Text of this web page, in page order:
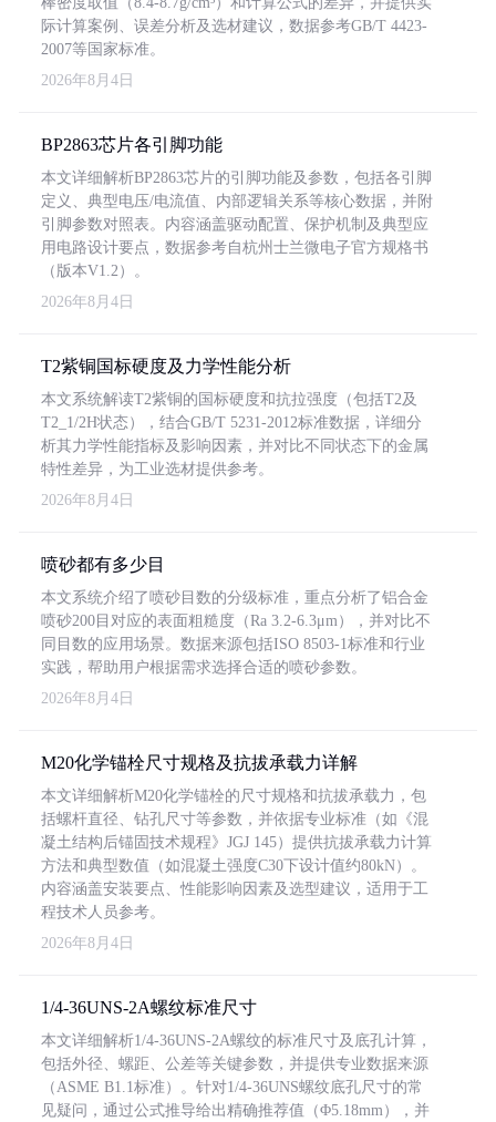
际计算案例、误差分析及选材建议，数据参考GB/T 4423-
2007等国家标准。
2026年8月4日
BP2863芯片各引脚功能
本文详细解析BP2863芯片的引脚功能及参数，包括各引脚
定义、典型电压/电流值、内部逻辑关系等核心数据，并附
引脚参数对照表。内容涵盖驱动配置、保护机制及典型应
用电路设计要点，数据参考自杭州士兰微电子官方规格书
（版本V1.2）。
2026年8月4日
T2紫铜国标硬度及力学性能分析
本文系统解读T2紫铜的国标硬度和抗拉强度（包括T2及
T2_1/2H状态），结合GB/T 5231-2012标准数据，详细分
析其力学性能指标及影响因素，并对比不同状态下的金属
特性差异，为工业选材提供参考。
2026年8月4日
喷砂都有多少目
本文系统介绍了喷砂目数的分级标准，重点分析了铝合金
喷砂200目对应的表面粗糙度（Ra 3.2-6.3μm），并对比不
同目数的应用场景。数据来源包括ISO 8503-1标准和行业
实践，帮助用户根据需求选择合适的喷砂参数。
2026年8月4日
M20化学锚栓尺寸规格及抗拔承载力详解
本文详细解析M20化学锚栓的尺寸规格和抗拔承载力，包
括螺杆直径、钻孔尺寸等参数，并依据专业标准（如《混
凝土结构后锚固技术规程》JGJ 145）提供抗拔承载力计算
方法和典型数值（如混凝土强度C30下设计值约80kN）。
内容涵盖安装要点、性能影响因素及选型建议，适用于工
程技术人员参考。
2026年8月4日
1/4-36UNS-2A螺纹标准尺寸
本文详细解析1/4-36UNS-2A螺纹的标准尺寸及底孔计算，
包括外径、螺距、公差等关键参数，并提供专业数据来源
（ASME B1.1标准）。针对1/4-36UNS螺纹底孔尺寸的常
见疑问，通过公式推导给出精确推荐值（Φ5.18mm），并